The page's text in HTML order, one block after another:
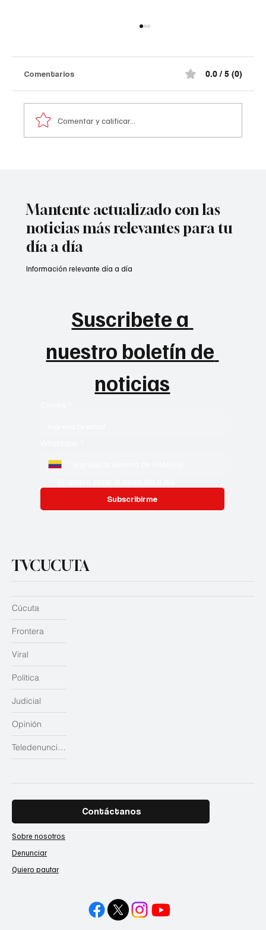
Comentarios 0.0 / 5 (0)
Comentar y calificar...
Mantente actualizado con las
noticias más relevantes para tu
día a día
Suscribete a
nuestro boletín de
noticias
Subscribirme
Información relevante día a día
TVCUCUTA
Judicial
Opinión
Teledenuncias
Cúcuta
Frontera
Viral
Política
Contáctanos
Sobre nosotros
Denunciar
Quiero pautar